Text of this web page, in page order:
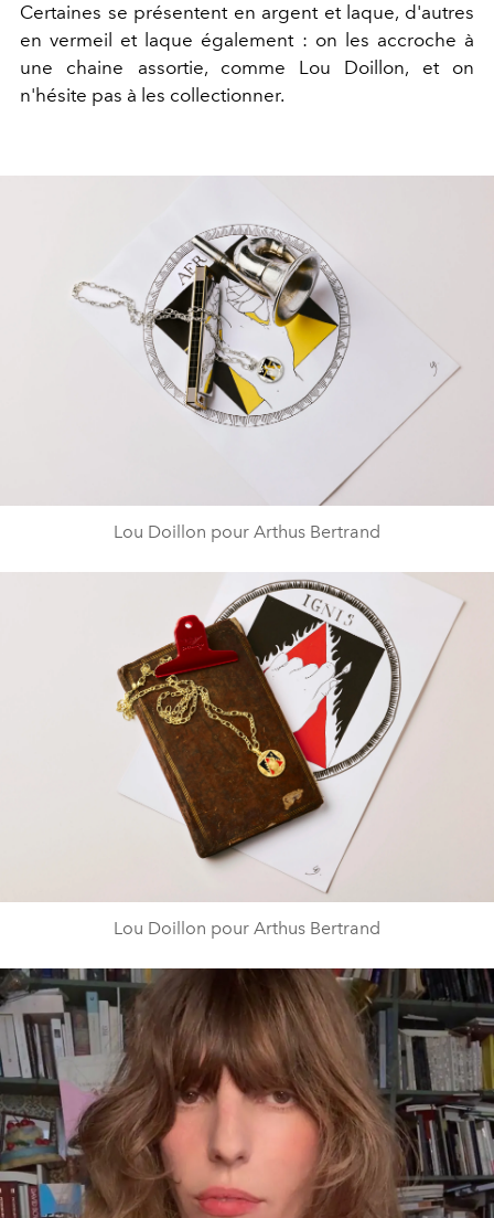
Certaines se présentent en argent et laque, d'autres
en vermeil et laque également : on les accroche à
une chaine assortie, comme Lou Doillon, et on
n'hésite pas à les collectionner.
Lou Doillon pour Arthus Bertrand
Lou Doillon pour Arthus Bertrand